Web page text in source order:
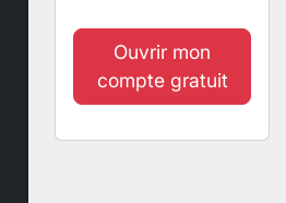
Ouvrir mon
compte gratuit